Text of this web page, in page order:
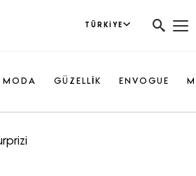
TÜRKIYE
MODA GÜZELLİK ENVOGUE